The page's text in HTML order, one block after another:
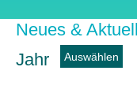
Neues &
Jahr